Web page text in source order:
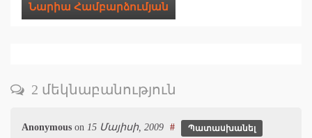
Նարիա Համբարձումյան
2 մեկնաբանություն
Anonymous on 15 Մայիսի, 2009 # Պատասխանել